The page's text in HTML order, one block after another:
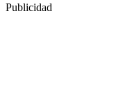
Publicidad